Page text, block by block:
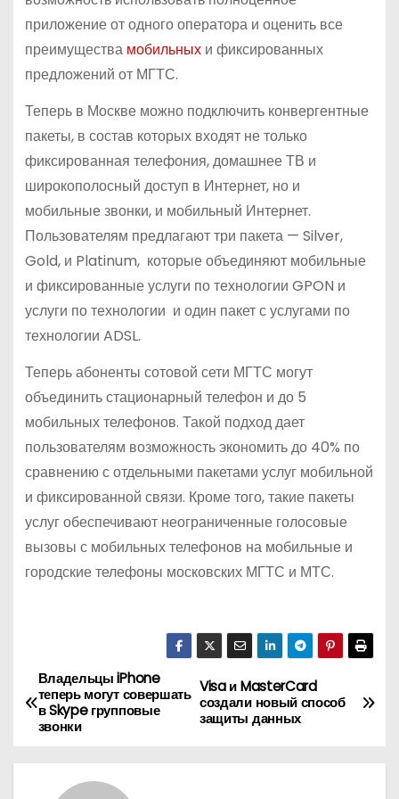
приложение от одного оператора и оценить все
преимущества мобильныхи фиксированных
предложений от МГТС.
Теперь в Москве можно подключить конвергентные
пакеты, в состав которых входят не только
фиксированная телефония, домашнее ТВ и
широкополосный доступ в Интернет, но и
мобильные звонки, и мобильный Интернет.
Пользователям предлагают три пакета — Silver,
Gold, и Platinum, которые объединяют мобильные
и фиксированные услуги по технологии GPON и
услуги по технологии и один пакет с услугами по
технологии ADSL.
Теперь абоненты сотовой сети МГТС могут
объединить стационарный телефон и до 5
мобильных телефонов. Такой подход дает
пользователям возможность экономить до 40% по
сравнению с отдельными пакетами услуг мобильной
и фиксированной связи. Кроме того, такие пакеты
услуг обеспечивают неограниченные голосовые
вызовы с мобильных телефонов на мобильные и
городские телефоны московских МГТС и МТС.
Н
а
в
Visa и MasterCard
создали новый способ
защиты данных
Владельцы iPhone
теперь могут совершать
в Skype групповые
звонки